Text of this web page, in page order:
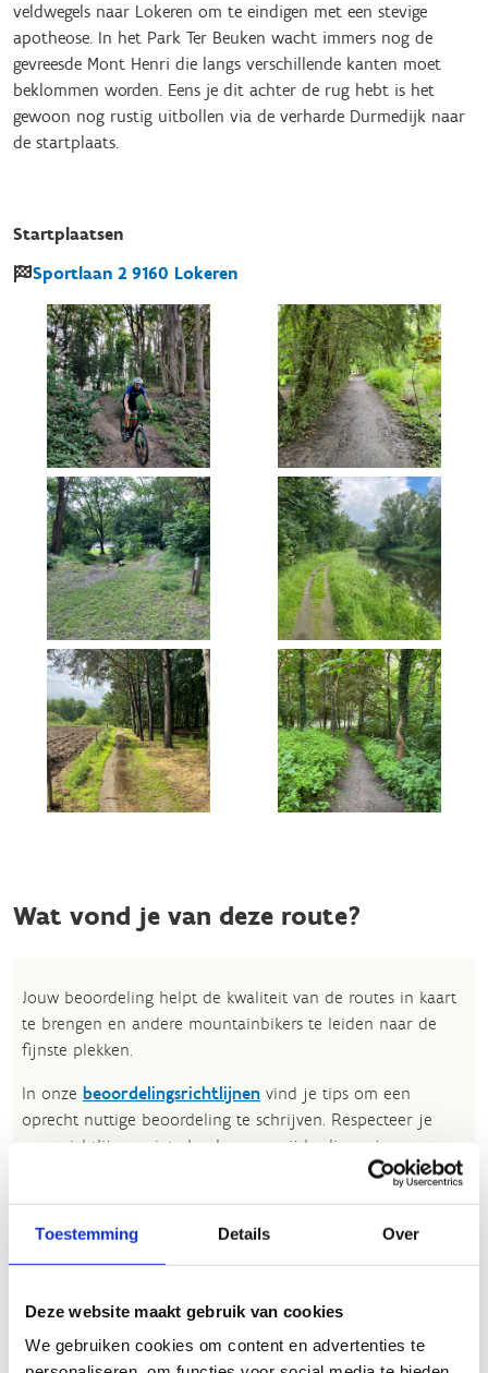
Toestemming Details Over
Deze website maakt gebruik van cookies
We gebruiken cookies om content en advertenties te
veldwegels naar Lokeren om te eindigen met een stevige
apotheose. In het Park Ter Beuken wacht immers nog de
gevreesde Mont Henri die langs verschillende kanten moet
beklommen worden. Eens je dit achter de rug hebt is het
gewoon nog rustig uitbollen via de verharde Durmedijk naar
de startplaats.
Startplaatsen
Sportlaan 2 9160 Lokeren
Wat vond je van deze route?
Jouw beoordeling helpt de kwaliteit van de routes in kaart
te brengen en andere mountainbikers te leiden naar de
fijnste plekken.
In onze beoordelingsrichtlijnen vind je tips om een
oprecht nuttige beoordeling te schrijven. Respecteer je
onze richtlijnen niet, dan kunnen wij beslissen jouw
beoordelingen te verwijderen. Wij behouden ons het recht
tekstgedeelte van jouw evaluatie zonder de feitelijke
inhoud ervan te veranderen, bijvoorbeeld om taalfouten
Voor meer informatie over onze routestructuren, neem een
kijkje bij deFAQ.